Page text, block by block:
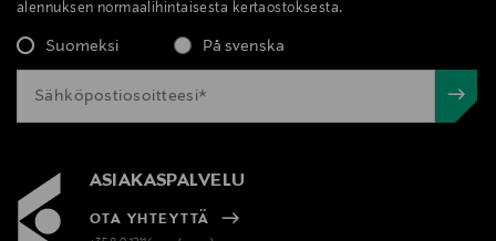
alennuksen normaalihintaisesta kertaostoksesta.
Suomeksi På svenska
ASIAKASPALVELU
OTA YHTEYTTÄ